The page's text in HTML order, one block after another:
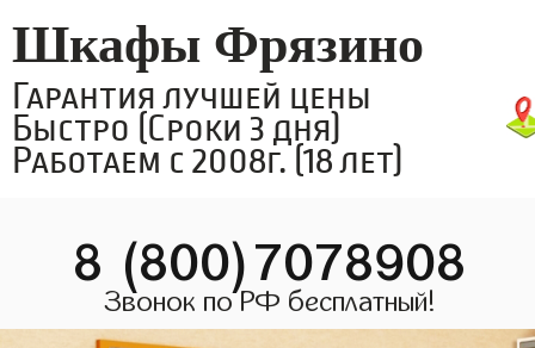
Шкафы Фрязино
Гарантия лучшей цены
Быстро (Сроки 3 дня)
Работаем с 2008г. (18 лет)
8 (800)7078908
Звонок по РФ бесплатный!